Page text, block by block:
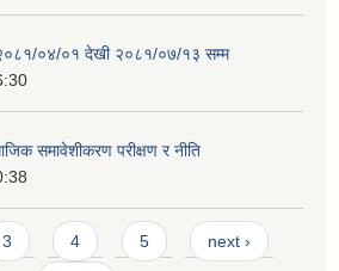
०४/०१ देखी २०८१/०७/१३ सम्म
समावेशीकरण परीक्षण र नीति
3 4 5 next ›